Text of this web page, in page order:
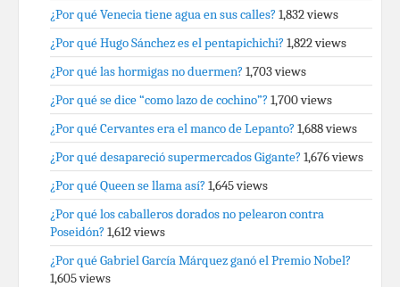
¿Por qué Venecia tiene agua en sus calles? 1,832 views
¿Por qué Hugo Sánchez es el pentapichichi? 1,822 views
¿Por qué las hormigas no duermen? 1,703 views
¿Por qué se dice “como lazo de cochino”? 1,700 views
¿Por qué Cervantes era el manco de Lepanto? 1,688 views
¿Por qué desapareció supermercados Gigante? 1,676 views
¿Por qué Queen se llama así? 1,645 views
¿Por qué los caballeros dorados no pelearon contra
Poseidón? 1,612 views
¿Por qué Gabriel García Márquez ganó el Premio Nobel?
1,605 views